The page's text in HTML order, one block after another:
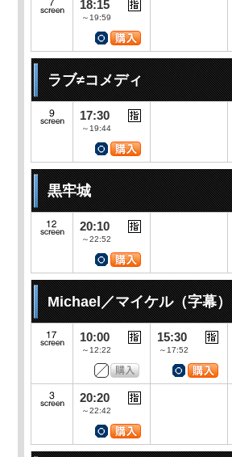
18:15
～19:59
ラブ≠コメディ
17:30
～19:44
黒牢城
20:10
～22:52
Michael／マイケル（字幕）
10:00
～12:22
15:30
～17:52
20:20
～22:42